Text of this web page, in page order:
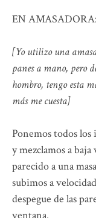
EN AMASADORA:
[Yo utilizo una
panes a mano, pero
hombro, tengo esta
más me cuesta]
Ponemos todos los
y mezclamos a
parecido a una
subimos a
despegue de las